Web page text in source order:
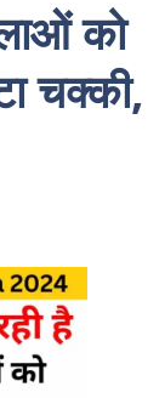
को
चक्की,